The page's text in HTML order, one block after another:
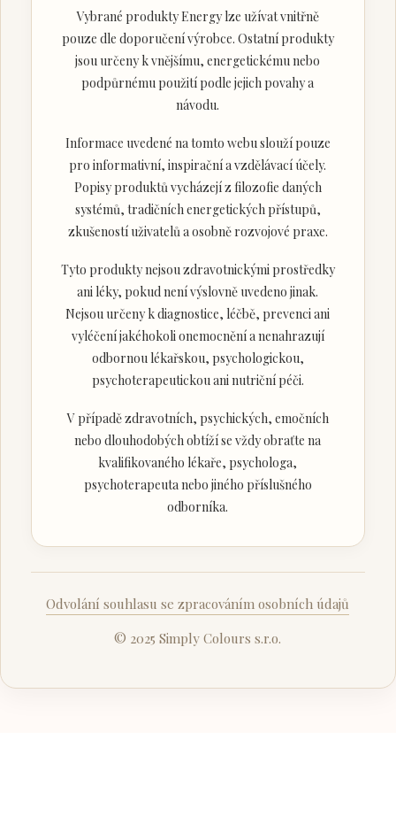
Vybrané produkty Energy lze užívat vnitřně
pouze dle doporučení výrobce. Ostatní produkty
jsou určeny k vnějšímu, energetickému nebo
podpůrnému použití podle jejich povahy a
návodu.
Informace uvedené na tomto webu slouží pouze
pro informativní, inspirační a vzdělávací účely.
Popisy produktů vycházejí z filozofie daných
systémů, tradičních energetických přístupů,
zkušeností uživatelů a osobně rozvojové praxe.
Tyto produkty nejsou zdravotnickými prostředky
ani léky, pokud není výslovně uvedeno jinak.
Nejsou určeny k diagnostice, léčbě, prevenci ani
vyléčení jakéhokoli onemocnění a nenahrazují
odbornou lékařskou, psychologickou,
psychoterapeutickou ani nutriční péči.
V případě zdravotních, psychických, emočních
nebo dlouhodobých obtíží se vždy obraťte na
kvalifikovaného lékaře, psychologa,
psychoterapeuta nebo jiného příslušného
odborníka.
Odvolání souhlasu se zpracováním osobních údajů
© 2025 Simply Colours s.r.o.